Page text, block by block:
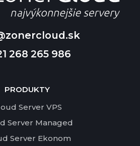
268 265 986
PRODUKTY
Server VPS
Server Managed
Server Ekonom